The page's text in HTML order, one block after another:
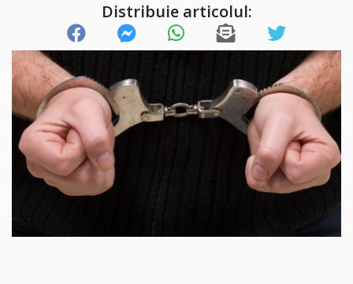
Distribuie articolul: